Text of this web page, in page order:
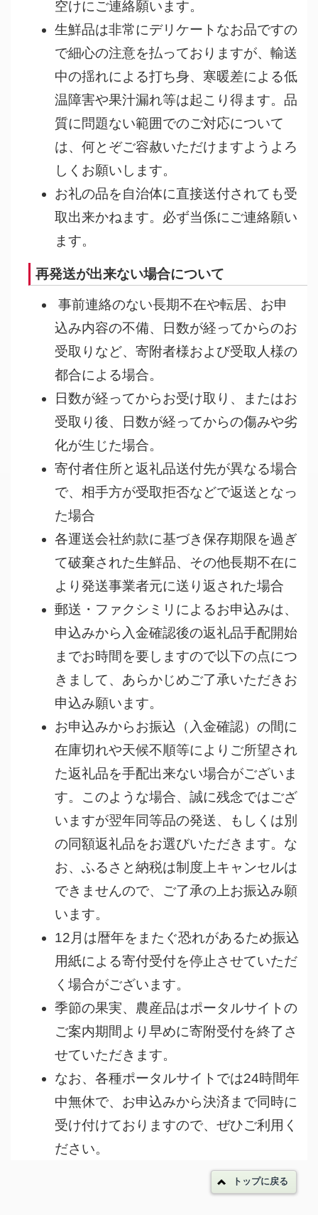
空けにご連絡願います。
生鮮品は非常にデリケートなお品ですの
で細心の注意を払っておりますが、輸送
中の揺れによる打ち身、寒暖差による低
温障害や果汁漏れ等は起こり得ます。品
質に問題ない範囲でのご対応について
は、何とぞご容赦いただけますようよろ
しくお願いします。
お礼の品を自治体に直接送付されても受
取出来かねます。必ず当係にご連絡願い
ます。
再発送が出来ない場合について
事前連絡のない長期不在や転居、お申
込み内容の不備、日数が経ってからのお
受取りなど、寄附者様および受取人様の
都合による場合。
日数が経ってからお受け取り、またはお
受取り後、日数が経ってからの傷みや劣
化が生じた場合。
寄付者住所と返礼品送付先が異なる場合
で、相手方が受取拒否などで返送となっ
た場合
各運送会社約款に基づき保存期限を過ぎ
て破棄された生鮮品、その他長期不在に
より発送事業者元に送り返された場合
郵送・ファクシミリによるお申込みは、
申込みから入金確認後の返礼品手配開始
までお時間を要しますので以下の点につ
きまして、あらかじめご了承いただきお
申込み願います。
お申込みからお振込（入金確認）の間に
在庫切れや天候不順等によりご所望され
た返礼品を手配出来ない場合がございま
す。このような場合、誠に残念ではござ
いますが翌年同等品の発送、もしくは別
の同額返礼品をお選びいただきます。な
お、ふるさと納税は制度上キャンセルは
できませんので、ご了承の上お振込み願
います。
12月は暦年をまたぐ恐れがあるため振込
用紙による寄付受付を停止させていただ
く場合がございます。
季節の果実、農産品はポータルサイトの
ご案内期間より早めに寄附受付を終了さ
せていただきます。
なお、各種ポータルサイトでは24時間年
中無休で、お申込みから決済まで同時に
受け付けておりますので、ぜひご利用く
ださい。
トップに戻る